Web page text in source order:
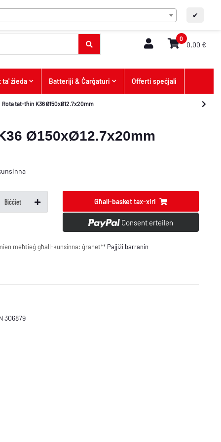
✔
MT FAQ/Kuntatt
0
0,00 €
żieda Batteriji & Ċarġaturi Offerti speċjali
Rota tat-tħin K36 Ø150xØ12.7x20mm
Ø150xØ12.7x20mm
Biċċiet Għall-basket tax-xiri
Consent erteilen
meħtieġ għall-kunsinna: ġranet** Pajjiżi barranin
306879